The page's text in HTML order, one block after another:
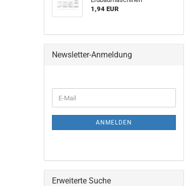
1,94 EUR
Newsletter-Anmeldung
ANMELDEN
Erweiterte Suche